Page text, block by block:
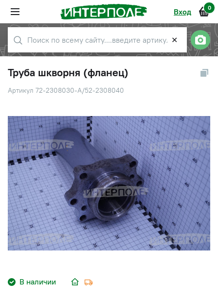
Вход 0
✕
Труба шкворня (фланец)
Артикул 72-2308030-А/52-2308040
В наличии